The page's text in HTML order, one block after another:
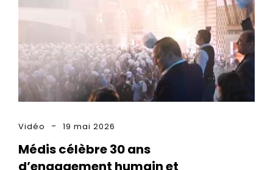
Vidéo 19 mai 2026
Médis célèbre 30 ans
d’engagement humain et